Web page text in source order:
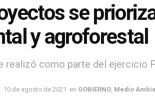
se
y agroforestal
realizó como parte del ejercicio
10 de agosto de 2021 en GOBIERNO Medio